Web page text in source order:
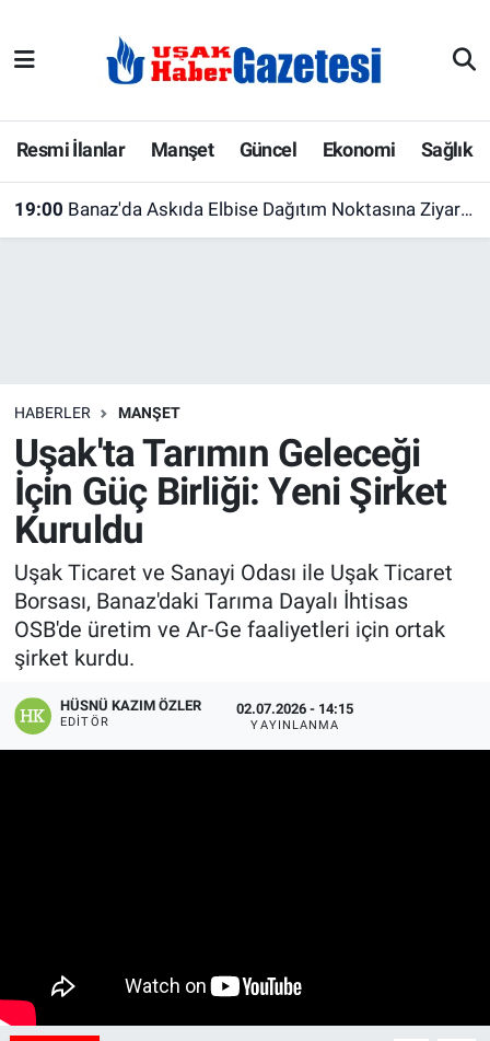
Resmi İlanlar Manşet Güncel Ekonomi Sağlık
19:00 Banaz'da Askıda Elbise Dağıtım Noktasına Ziyaret! İhtiyaç Sahiplerine Destek Çalışmaları İncelendi
HABERLER MANŞET
Uşak'ta Tarımın Geleceği
İçin Güç Birliği: Yeni Şirket
Kuruldu
Uşak Ticaret ve Sanayi Odası ile Uşak Ticaret
Borsası, Banaz'daki Tarıma Dayalı İhtisas
OSB'de üretim ve Ar-Ge faaliyetleri için ortak
şirket kurdu.
HÜSNÜ KAZIM ÖZLER
EDITÖR
02.07.2026 - 14:15
YAYINLANMA
E-Gazete
Ekonomi
Köşe Yazarları
Kültür Sanat
Manşet
Resmi İlanlar
Sağlık
Son Dakika
Spor
Uşak Hava Durumu
Uşak Trafik Yoğunluk Haritası